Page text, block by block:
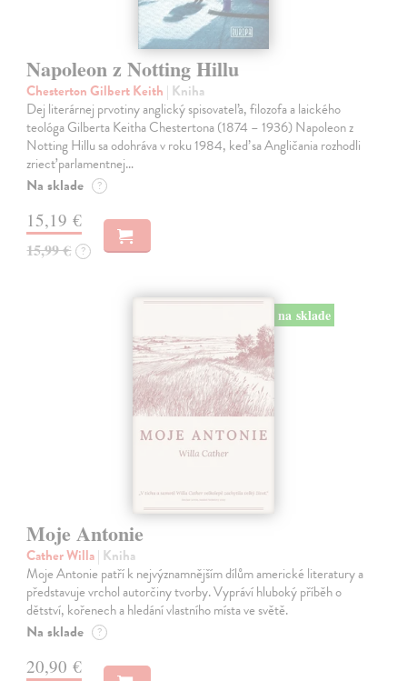
Napoleon z Notting Hillu
Chesterton Gilbert Keith | Kniha
Dej literárnej prvotiny anglický spisovateľa, filozofa a laického
teológa Gilberta Keitha Chestertona (1874 – 1936) Napoleon z
Notting Hillu sa odohráva v roku 1984, keď sa Angličania rozhodli
zriecť parlamentnej…
Na sklade ?
15,19 €
15,99 € ?
na sklade
Moje Antonie
Cather Willa| Kniha
Moje Antonie patří k nejvýznamnějším dílům americké literatury a
představuje vrchol autorčiny tvorby. Vypráví hluboký příběh o
dětství, kořenech a hledání vlastního místa ve světě.
Na sklade ?
20,90 €